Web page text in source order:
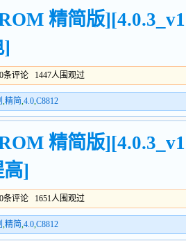
精简版
]
条评论 1447人围观过
,精简,4.0,C8812
精简版
]
条评论 1651人围观过
,精简,4.0,C8812